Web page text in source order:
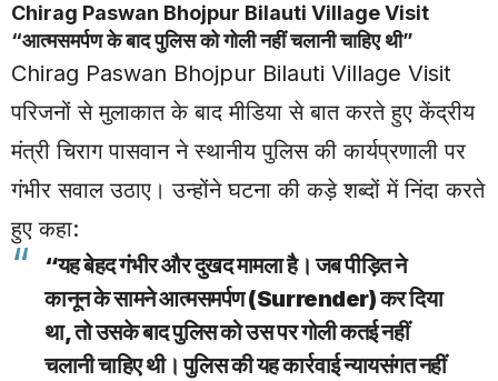
Chirag Paswan Bhojpur Bilauti Village Visit
“आत्मसमर्पण के बाद पुलिस को गोली नहीं चलानी चाहिए थी”
Chirag Paswan Bhojpur Bilauti Village Visit
परिजनों से मुलाकात के बाद मीडिया से बात करते हुए केंद्रीय
मंत्री चिराग पासवान ने स्थानीय पुलिस की कार्यप्रणाली पर
गंभीर सवाल उठाए। उन्होंने घटना की कड़े शब्दों में निंदा करते
हुए कहा:
“यह बेहद गंभीर और दुखद मामला है। जब पीड़ित ने
कानून के सामने आत्मसमर्पण (Surrender) कर दिया
था, तो उसके बाद पुलिस को उस पर गोली कतई नहीं
चलानी चाहिए थी। पुलिस की यह कार्रवाई न्यायसंगत नहीं